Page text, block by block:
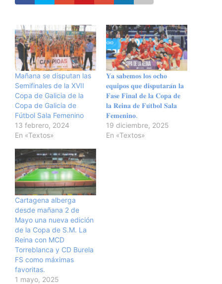
Mañana se disputan las
Semifinales de la XVII
Copa de Galicia de la
Copa de Galicia de
Fútbol Sala Femenino
13 febrero, 2024
En «Textos»
𝐘𝐚 𝐬𝐚𝐛𝐞𝐦𝐨𝐬 𝐥𝐨𝐬 𝐨𝐜𝐡𝐨
𝐞𝐪𝐮𝐢𝐩𝐨𝐬 𝐪𝐮𝐞 𝐝𝐢𝐬𝐩𝐮𝐭𝐚𝐫𝐚́𝐧 𝐥𝐚
𝐅𝐚𝐬𝐞 𝐅𝐢𝐧𝐚𝐥 𝐝𝐞 𝐥𝐚 𝐂𝐨𝐩𝐚 𝐝𝐞
𝐥𝐚 𝐑𝐞𝐢𝐧𝐚 𝐝𝐞 𝐅𝐮́𝐭𝐛𝐨𝐥 𝐒𝐚𝐥𝐚
𝐅𝐞𝐦𝐞𝐧𝐢𝐧𝐨.
19 diciembre, 2025
En «Textos»
Cartagena alberga
desde mañana 2 de
Mayo una nueva edición
de la Copa de S.M. La
Reina con MCD
Torreblanca y CD Burela
FS como máximas
favoritas.
1 mayo, 2025